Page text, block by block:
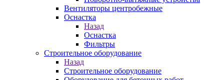
Вентиляторы центробежные
Оснастка
Назад
Оснастка
Фильтры
Строительное оборудование
Назад
Строительное оборудование